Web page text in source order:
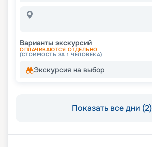
Варианты экскурсий
ОПЛАЧИВАЮТСЯ ОТДЕЛЬНО
(СТОИМОСТЬ ЗА 1 ЧЕЛОВЕКА)
Экскурсия на выбор
Показать все дни (2)